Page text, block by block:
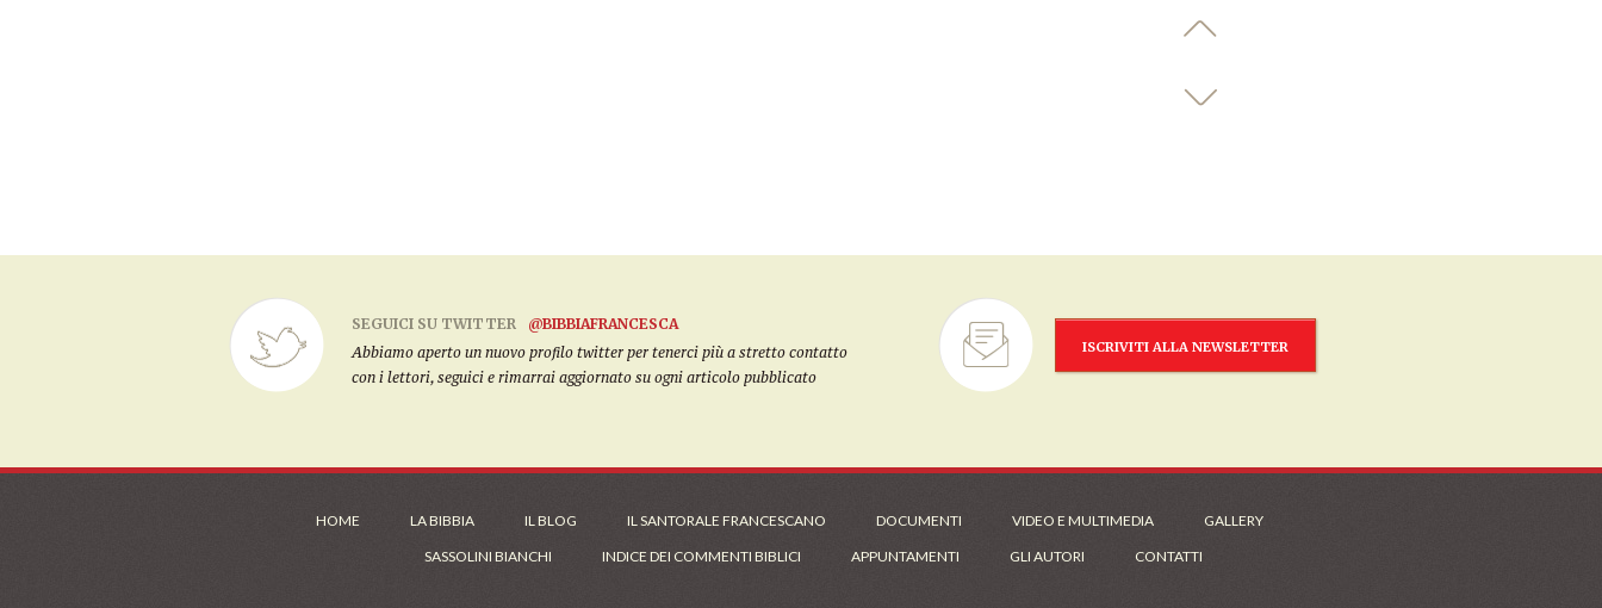
SEGUICI SU TWITTER
@BIBBIAFRANCESCA
Abbiamo aperto un nuovo profilo twitter per tenerci più a stretto contatto
con i lettori, seguici e rimarrai aggiornato su ogni articolo pubblicato
ISCRIVITI ALLA NEWSLETTER
HOME LA BIBBIA IL BLOG IL SANTORALE FRANCESCANO DOCUMENTI VIDEO E MULTIMEDIA
GALLERY
SASSOLINI BIANCHI
INDICE DEI COMMENTI BIBLICI APPUNTAMENTI GLI AUTORI CONTATTI